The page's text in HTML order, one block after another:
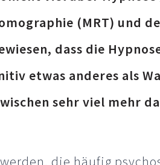
(MRT) und
dass die
etwas anderes als
sehr viel mehr
die häufig